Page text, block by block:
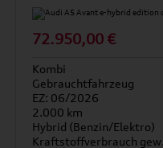
72.950,00 €
Kombi
Gebrauchtfahrzeug
EZ: 06/2026
2.000 km
Hybrid (Benzin/Elektro)